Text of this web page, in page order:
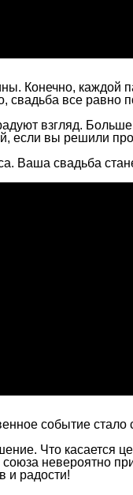
Конечно, каждой
все равно
взгляд.
если вы решили
Ваша свадьба
событие
Что касается
невероятно
и радости!